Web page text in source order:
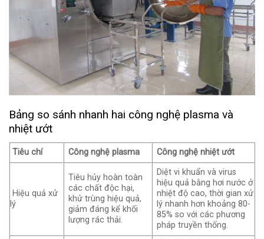
Bảng so sánh nhanh hai công nghệ plasma và
nhiệt ướt
Tiêu chí Công nghệ plasma Công nghệ nhiệt ướt
Hiệu quả xử
lý
Tiêu hủy hoàn toàn
các chất độc hại,
khử trùng hiệu quả,
giảm đáng kể khối
lượng rác thải.
Diệt vi khuẩn và virus
hiệu quả bằng hơi nước ở
nhiệt độ cao, thời gian xử
lý nhanh hơn khoảng 80-
85% so với các phương
pháp truyền thống.